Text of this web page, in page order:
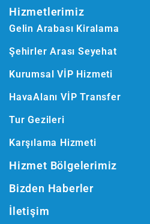
Hizmetlerimiz
Gelin Arabası Kiralama
Şehirler Arası Seyehat
Kurumsal VİP Hizmeti
HavaAlanı VİP Transfer
Tur Gezileri
Karşılama Hizmeti
Hizmet Bölgelerimiz
Bizden Haberler
İletişim